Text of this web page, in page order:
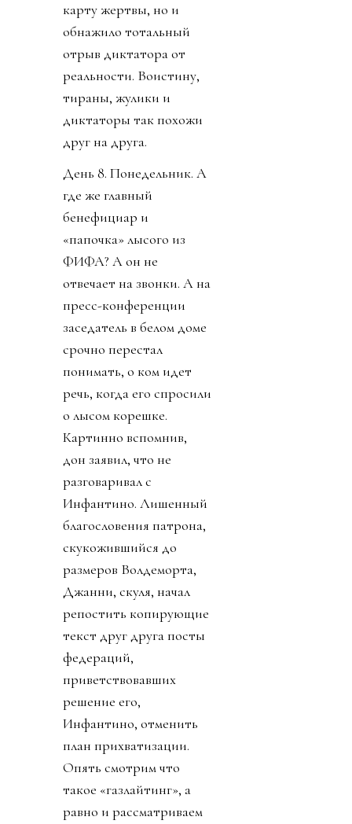
карту жертвы, но и
обнажило тотальный
отрыв диктатора от
реальности. Воистину,
тираны, жулики и
диктаторы так похожи
друг на друга.
День 8. Понедельник. А
где же главный
бенефициар и
«папочка» лысого из
ФИФА? А он не
отвечает на звонки. А на
пресс-конференции
заседатель в белом доме
срочно перестал
понимать, о ком идет
речь, когда его спросили
о лысом корешке.
Картинно вспомнив,
дон заявил, что не
разговаривал с
Инфантино. Лишенный
благословения патрона,
скукожившийся до
размеров Волдеморта,
Джанни, скуля, начал
репостить копирующие
текст друг друга посты
федераций,
приветствовавших
решение его,
Инфантино, отменить
план прихватизации.
Опять смотрим что
такое «газлайтинг», а
равно и рассматриваем